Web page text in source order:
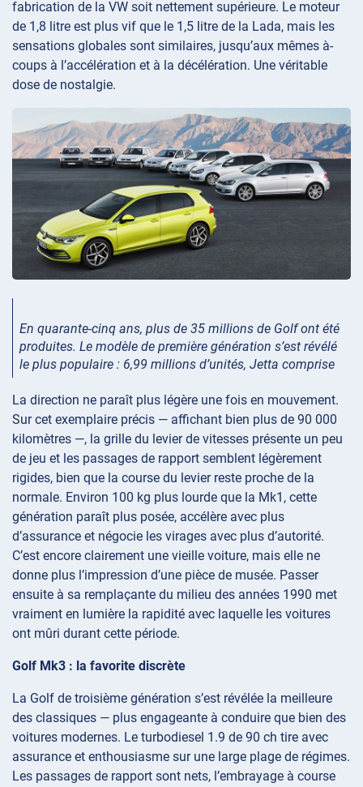
fabrication de la VW soit nettement supérieure. Le moteur
de 1,8 litre est plus vif que le 1,5 litre de la Lada, mais les
sensations globales sont similaires, jusqu’aux mêmes à-
coups à l’accélération et à la décélération. Une véritable
dose de nostalgie.
En quarante-cinq ans, plus de 35 millions de Golf ont été
produites. Le modèle de première génération s’est révélé
le plus populaire : 6,99 millions d’unités, Jetta comprise
La direction ne paraît plus légère une fois en mouvement.
Sur cet exemplaire précis — affichant bien plus de 90 000
kilomètres —, la grille du levier de vitesses présente un peu
de jeu et les passages de rapport semblent légèrement
rigides, bien que la course du levier reste proche de la
normale. Environ 100 kg plus lourde que la Mk1, cette
génération paraît plus posée, accélère avec plus
d’assurance et négocie les virages avec plus d’autorité.
C’est encore clairement une vieille voiture, mais elle ne
donne plus l’impression d’une pièce de musée. Passer
ensuite à sa remplaçante du milieu des années 1990 met
vraiment en lumière la rapidité avec laquelle les voitures
ont mûri durant cette période.
Golf Mk3 : la favorite discrète
La Golf de troisième génération s’est révélée la meilleure
des classiques — plus engageante à conduire que bien des
voitures modernes. Le turbodiesel 1.9 de 90 ch tire avec
assurance et enthousiasme sur une large plage de régimes.
Les passages de rapport sont nets, l’embrayage à course